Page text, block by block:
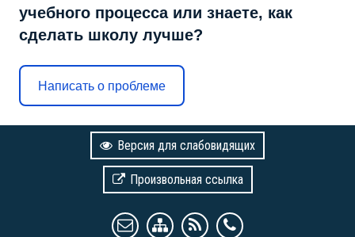
учебного процесса или знаете, как
сделать школу лучше?
Написать о проблеме
Версия для слабовидящих
Произвольная ссылка